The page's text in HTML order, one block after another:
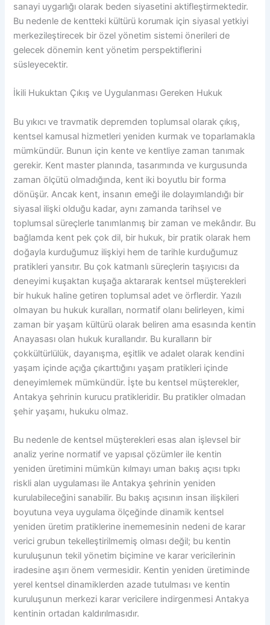
sanayi uygarlığı olarak beden siyasetini aktifleştirmektedir.
Bu nedenle de kentteki kültürü korumak için siyasal yetkiyi
merkezileştirecek bir özel yönetim sistemi önerileri de
gelecek dönemin kent yönetim perspektiflerini
süsleyecektir.
İkili Hukuktan Çıkış ve Uygulanması Gereken Hukuk
Bu yıkıcı ve travmatik depremden toplumsal olarak çıkış,
kentsel kamusal hizmetleri yeniden kurmak ve toparlamakla
mümkündür. Bunun için kente ve kentliye zaman tanımak
gerekir. Kent master planında, tasarımında ve kurgusunda
zaman ölçütü olmadığında, kent iki boyutlu bir forma
dönüşür. Ancak kent, insanın emeği ile dolayımlandığı bir
siyasal ilişki olduğu kadar, aynı zamanda tarihsel ve
toplumsal süreçlerle tanımlanmış bir zaman ve mekândır. Bu
bağlamda kent pek çok dil, bir hukuk, bir pratik olarak hem
doğayla kurduğumuz ilişkiyi hem de tarihle kurduğumuz
pratikleri yansıtır. Bu çok katmanlı süreçlerin taşıyıcısı da
deneyimi kuşaktan kuşağa aktararak kentsel müşterekleri
bir hukuk haline getiren toplumsal adet ve örflerdir. Yazılı
olmayan bu hukuk kuralları, normatif olanı belirleyen, kimi
zaman bir yaşam kültürü olarak beliren ama esasında kentin
Anayasası olan hukuk kurallarıdır. Bu kuralların bir
çokkültürlülük, dayanışma, eşitlik ve adalet olarak kendini
yaşam içinde açığa çıkarttığını yaşam pratikleri içinde
deneyimlemek mümkündür. İşte bu kentsel müşterekler,
Antakya şehrinin kurucu pratikleridir. Bu pratikler olmadan
şehir yaşamı, hukuku olmaz.
Bu nedenle de kentsel müşterekleri esas alan işlevsel bir
analiz yerine normatif ve yapısal çözümler ile kentin
yeniden üretimini mümkün kılmayı uman bakış açısı tıpkı
riskli alan uygulaması ile Antakya şehrinin yeniden
kurulabileceğini sanabilir. Bu bakış açısının insan ilişkileri
boyutuna veya uygulama ölçeğinde dinamik kentsel
yeniden üretim pratiklerine inememesinin nedeni de karar
verici grubun tekelleştirilmemiş olması değil; bu kentin
kuruluşunun tekil yönetim biçimine ve karar vericilerinin
iradesine aşırı önem vermesidir. Kentin yeniden üretiminde
yerel kentsel dinamiklerden azade tutulması ve kentin
kuruluşunun merkezi karar vericilere indirgenmesi Antakya
kentinin ortadan kaldırılmasıdır.